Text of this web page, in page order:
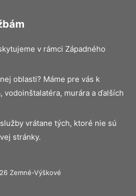
v rámci Západného
oblasti? Máme pre vás k
vodoinštalatéra, murára a ďalších
vrátane tých, ktoré nie sú
stránky.
Zemné-Výškové